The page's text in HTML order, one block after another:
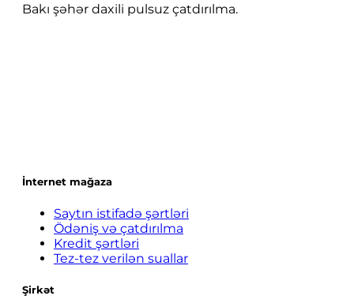
Bakı şəhər daxili pulsuz çatdırılma.
İnternet mağaza
Saytın istifadə şərtləri
Ödəniş və çatdırılma
Kredit şərtləri
Tez-tez verilən suallar
Şirkət